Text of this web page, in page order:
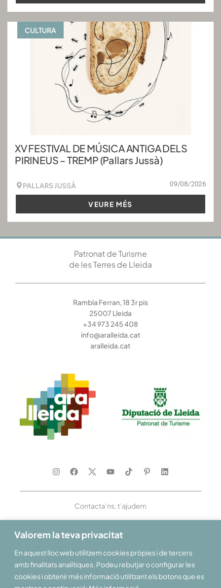
Valorem la teva privacitat
En aquest lloc web utilitzem cookies pròpies i de tercers
amb finalitats analítiques. Podeu rebutjar o configurar les
cookies i obtenir més informació utilitzant els botons que es
CULTURA
XV FESTIVAL DE MÚSICA ANTIGA DELS
PIRINEUS – TREMP (Pallars Jussà)
PALLARS JUSSÀ 09/08/2026
VEURE MÉS
Patronat de Turisme
de les Terres de Lleida
Rambla Ferran, 18 3r pis
25007 Lleida
+34 973 245 408
info@aralleida.cat
aralleida.cat
Contacta’ns, t’ajudem
Et donem la benvinguda al Pirineu i les Terres de Lleida